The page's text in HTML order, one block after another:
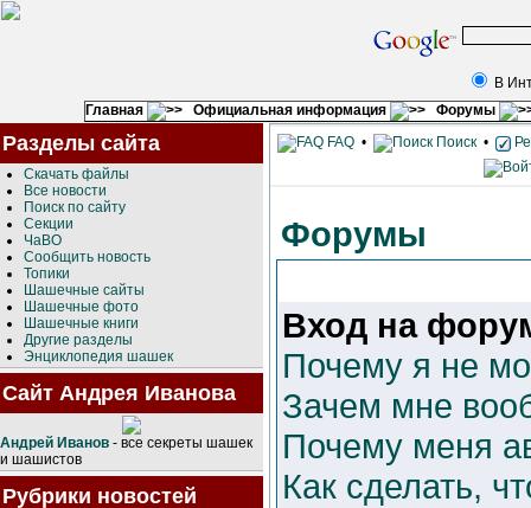
В
Главная
Официальная информация Форумы
Разделы сайта
Скачать файлы
Все новости
Поиск по сайту
Секции
ЧаВО
Сообщить новость
Топики
Шашечные сайты
Шашечные фото
Шашечные книги
Другие разделы
Энциклопедия шашек
Сайт Андрея Иванова
Андрей Иванов - все секреты шашек
и шашистов
Рубрики новостей
FAQ • Поиск •
Форумы
Вход на
Почему я не
Зачем мне
Почему меня
Как сделать,